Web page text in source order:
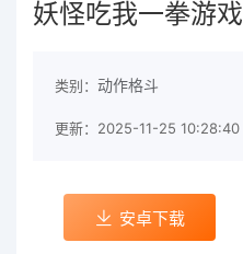
妖怪吃我一拳游戏
类别： 动作格斗
更新：2025-11-25 10:28:40
安卓下载